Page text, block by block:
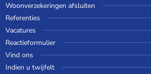
Woonverzekeringen afsluiten
Referenties
Vacatures
Reactieformulier
Vind ons
Indien u twijfelt